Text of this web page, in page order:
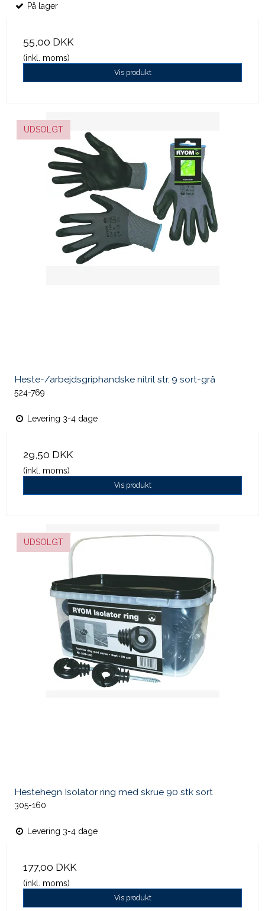
På lager
55,00 DKK
(inkl. moms)
Vis produkt
UDSOLGT
Heste-/arbejdsgriphandske nitril str. 9 sort-grå
524-769
Levering 3-4 dage
29,50 DKK
(inkl. moms)
Vis produkt
UDSOLGT
Hestehegn Isolator ring med skrue 90 stk sort
305-160
Levering 3-4 dage
177,00 DKK
(inkl. moms)
Vis produkt